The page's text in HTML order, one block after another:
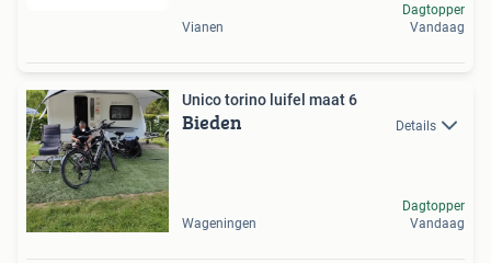
Vianen
Dagtopper
Vandaag
Unico torino luifel maat 6
Bieden Details
Wageningen
Dagtopper
Vandaag